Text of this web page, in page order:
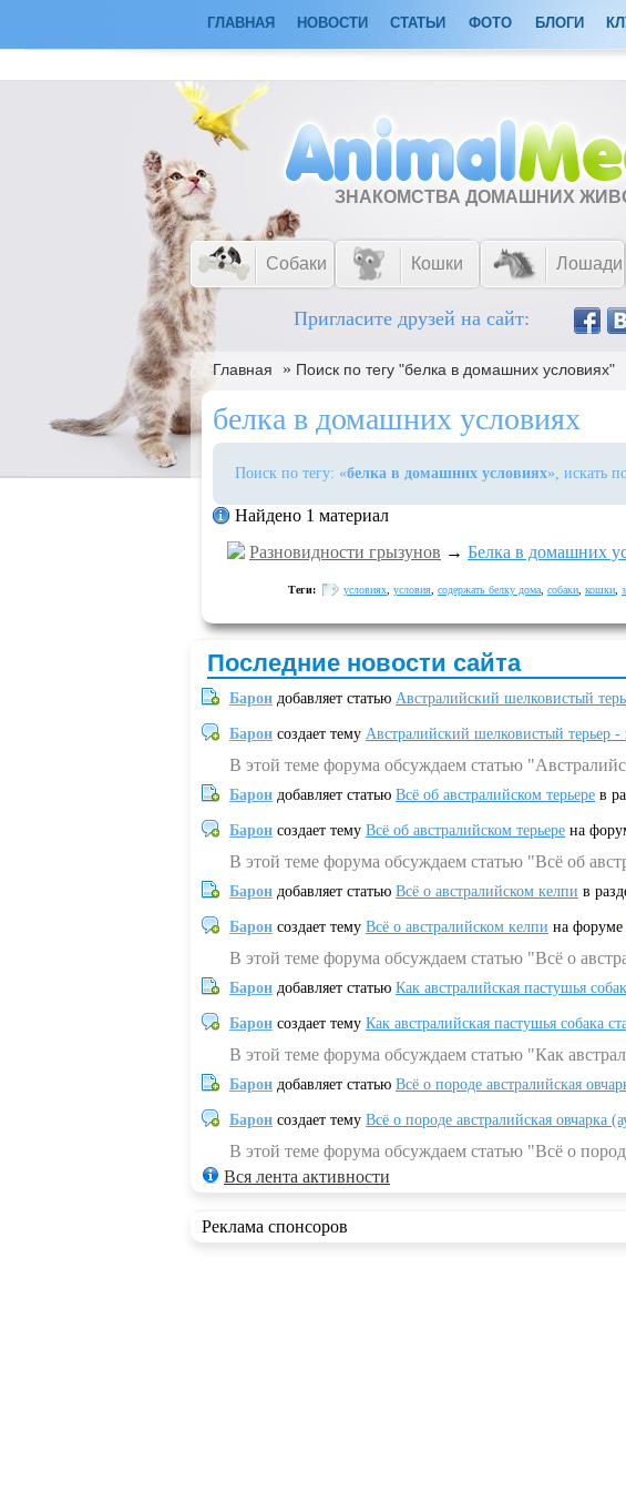
ГЛАВНАЯ НОВОСТИ СТАТЬИ ФОТО БЛОГИ
ЗНАКОМСТВА ДОМАШНИХ
Собаки Кошки Лошади
Пригласите друзей на сайт:
Главная » Поиск по тегу "белка в домашних условиях"
белка в домашних условиях
Поиск по тегу: «белка в домашних условиях», искать
Найдено 1 материал
Разновидности грызунов → Белка в домашних
Теги: условиях условия содержать белку дома собаки кошки
Последние новости сайта
Барон добавляет статью Австралийский шелковистый
Барон создает тему Австралийский шелковистый терьер
В этой теме форума обсуждаем статью
Барон добавляет статью Всё об австралийском терьере в
Барон создает тему Всё об австралийском терьере на
В этой теме форума обсуждаем статью "Всё об
Барон добавляет статью Всё о австралийском келпи в
Барон создает тему Всё о австралийском келпи на форуме
В этой теме форума обсуждаем статью "Всё о
Барон добавляет статью Как австралийская пастушья
Барон создает тему Как австралийская пастушья собака
В этой теме форума обсуждаем статью "Как
Барон добавляет статью Всё о породе австралийская
Барон создает тему Всё о породе австралийская овчарка
В этой теме форума обсуждаем статью "Всё о
Вся лента активности
Реклама спонсоров